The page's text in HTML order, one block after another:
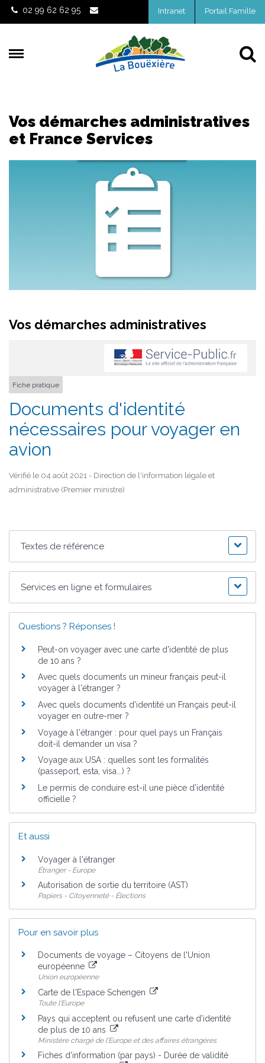
Gestion des traceurs
02 99 62 62 95 Intranet Portail Famille
Vos démarches administratives
et France Services
Vos démarches administratives
Fiche pratique
Documents d'identité
nécessaires pour voyager en
avion
Vérifié le 04 août 2021 - Direction de l'information légale et
administrative (Premier ministre)
Textes de référence
Services en ligne et formulaires
Questions ? Réponses !
Peut-on voyager avec une carte d'identité de plus
de 10 ans ?
Avec quels documents un mineur français peut-il
voyager à l'étranger ?
Avec quels documents d'identité un Français peut-il
voyager en outre-mer ?
Voyage à l'étranger : pour quel pays un Français
doit-il demander un visa ?
Voyage aux USA : quelles sont les formalités
(passeport, esta, visa...) ?
Le permis de conduire est-il une pièce d'identité
officielle ?
Et aussi
Voyager à l'étranger
Étranger - Europe
Autorisation de sortie du territoire (AST)
Papiers - Citoyenneté - Élections
Pour en savoir plus
Documents de voyage – Citoyens de l'Union
européenne
Union européenne
Carte de l'Espace Schengen
Toute l'Europe
Pays qui acceptent ou refusent une carte d'identité
de plus de 10 ans
Ministère chargé de l'Europe et des affaires étrangères
Fiches d'information (par pays) - Durée de validité